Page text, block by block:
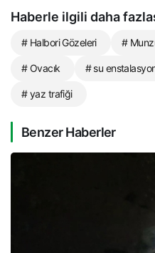
Haberle ilgili daha
# Halbori Gözeleri #
# Ovacık # su
# yaz trafiği
Benzer Haberler